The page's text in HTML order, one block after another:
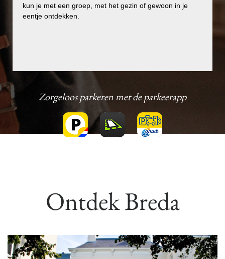
kun je met een groep, met het gezin of gewoon in je
eentje ontdekken.
kun je met een groep, met het gezin of gewoon in je
Zorgeloos parkeren met de parkeerapp
Ontdek Breda